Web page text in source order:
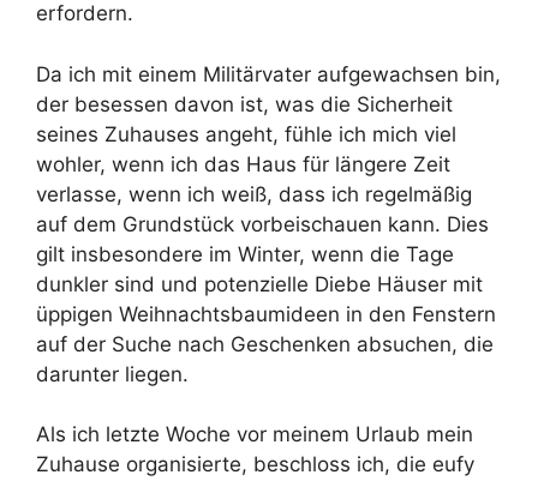
erfordern.
Da ich mit einem Militärvater aufgewachsen bin,
der besessen davon ist, was die Sicherheit
seines Zuhauses angeht, fühle ich mich viel
wohler, wenn ich das Haus für längere Zeit
verlasse, wenn ich weiß, dass ich regelmäßig
auf dem Grundstück vorbeischauen kann. Dies
gilt insbesondere im Winter, wenn die Tage
dunkler sind und potenzielle Diebe Häuser mit
üppigen Weihnachtsbaumideen in den Fenstern
auf der Suche nach Geschenken absuchen, die
darunter liegen.
Als ich letzte Woche vor meinem Urlaub mein
Zuhause organisierte, beschloss ich, die eufy